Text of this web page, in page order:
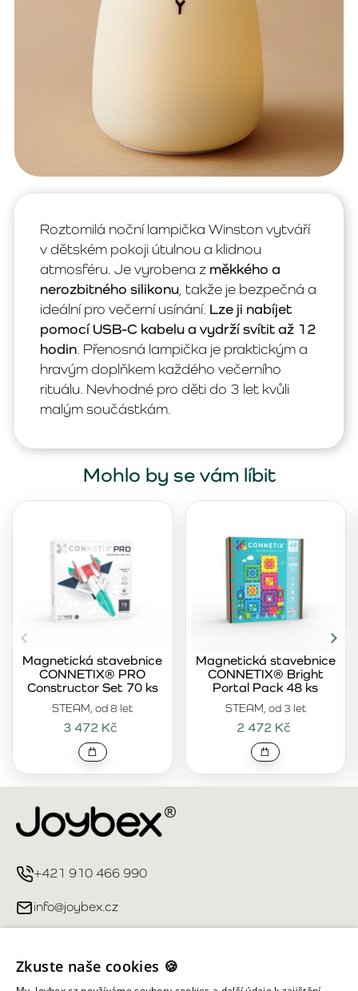
Roztomilá noční lampička Winston vytváří
v dětském pokoji útulnou a klidnou
atmosféru. Je vyrobena z měkkého a
nerozbitného silikonu , takže je bezpečná a
ideální pro večerní usínání. Lze ji nabíjet
pomocí USB-C kabelu a vydrží svítit až 12
hodin. Přenosná lampička je praktickým a
hravým doplňkem každého večerního
rituálu. Nevhodné pro děti do 3 let kvůli
malým součástkám.
Mohlo by se vám líbit
STEAM, od 8 let
Magnetická stavebnice
CONNETIX® PRO
Constructor Set 70 ks
3 472 Kč
STEAM, od 3 let
Magnetická stavebnice
CONNETIX® Bright
Portal Pack 48 ks
2 472 Kč
+421 910 466 990
info@joybex.cz
Můj účet
Zkuste naše cookies 🍪